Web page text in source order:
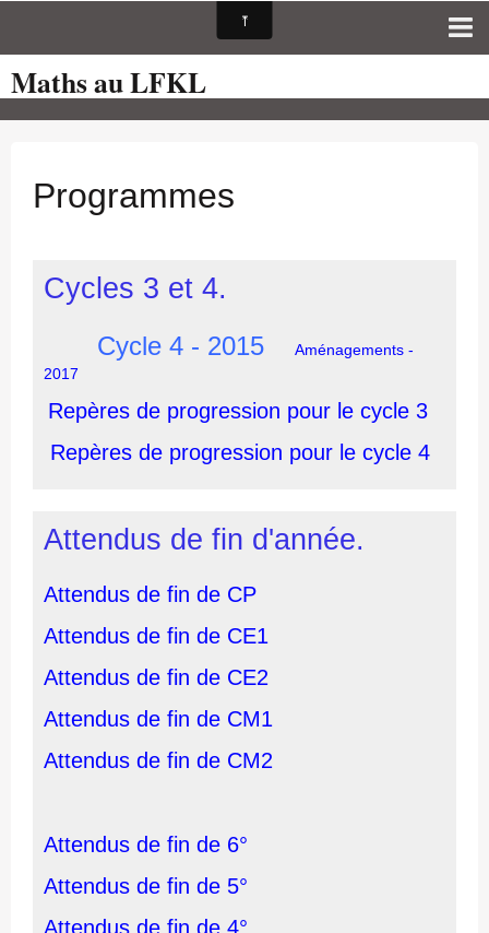
Page d'accueil
Pour les Profs
auto-évaluations
Sujets de bac
Programmes officiels
Orientation
Maths au LFKL
Programmes
Cycles 3 et 4.
Cycle 4 - 2015
Aménagements -
2017
Repères de progression pour le cycle 3
Repères de progression pour le cycle 4
Attendus de fin d'année.
Attendus de fin de CP
Attendus de fin de CE1
Attendus de fin de CE2
Attendus de fin de CM1
Attendus de fin de CM2
Attendus de fin de 6°
Attendus de fin de 5°
Attendus de fin de 4°